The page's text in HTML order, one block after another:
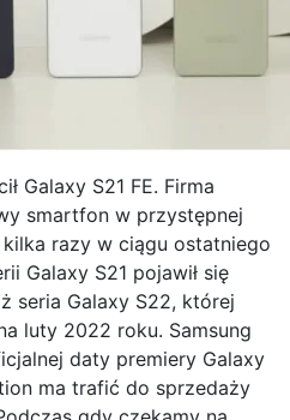
Galaxy S21 FE. Firma
smartfon w przystępnej
razy w ciągu ostatniego
Galaxy S21 pojawił się
seria Galaxy S22, której
luty 2022 roku. Samsung
daty premiery Galaxy
ma trafić do sprzedaży